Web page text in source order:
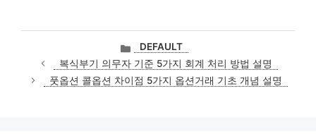
카
테
고
리
DEFAULT
복식부기 의무자 기준 5가지 회계 처리 방법 설명
풋옵션 콜옵션 차이점 5가지 옵션거래 기초 개념 설명